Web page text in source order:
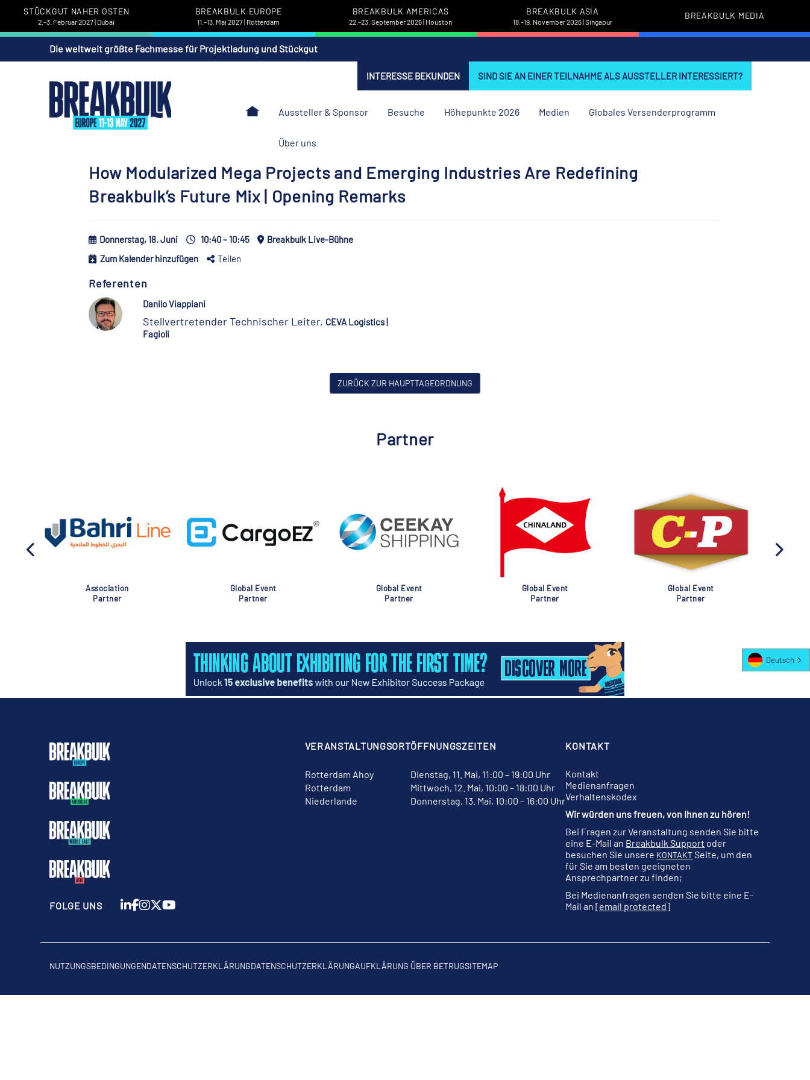
STÜCKGUT NAHER OSTEN
2.–3. Februar 2027 | Dubai
BREAKBULK EUROPE
11.–13. Mai 2027 | Rotterdam
BREAKBULK AMERICAS
22.–23. September 2026 | Houston
BREAKBULK ASIA
18.–19. November 2026 | Singapur
BREAKBULK MEDIA
Die weltweit größte Fachmesse für Projektladung und Stückgut
INTERESSE BEKUNDEN SIND SIE AN EINER TEILNAHME ALS AUSSTELLER INTERESSIERT?
Aussteller & Sponsor Besuche Höhepunkte 2026 Medien Globales Versenderprogramm
Über uns
How Modularized Mega Projects and Emerging Industries Are Redefining
Breakbulk’s Future Mix | Opening Remarks
Donnerstag, 18. Juni 10:40 – 10:45
Breakbulk Live-Bühne
Zum Kalender hinzufügen
Teilen
Referenten
Danilo Viappiani
Stellvertretender Technischer Leiter, CEVA Logistics |
Fagioli
ZURÜCK ZUR HAUPTTAGEORDNUNG
Partner
Association
Partner
Global Event
Partner
Global Event
Partner
Global Event
Partner
Global Event
Partner
VERANSTALTUNGSORT
Rotterdam Ahoy
Rotterdam
Niederlande
ÖFFNUNGSZEITEN
Dienstag, 11. Mai, 11:00 – 19:00 Uhr
Mittwoch, 12. Mai, 10:00 – 18:00 Uhr
Donnerstag, 13. Mai, 10:00 – 16:00 Uhr
KONTAKT
Kontakt
Medienanfragen
Verhaltenskodex
Wir würden uns freuen, von Ihnen zu hören!
Bei Fragen zur Veranstaltung senden Sie bitte
eine E-Mail an Breakbulk Support oder
besuchen Sie unsere KONTAKTSeite, um den
für Sie am besten geeigneten
Ansprechpartner zu finden;
Bei Medienanfragen senden Sie bitte eine E-
Mail an[email protected]
FOLGE UNS
NUTZUNGSBEDINGUNGENDATENSCHUTZERKLÄRUNGDATENSCHUTZERKLÄRUNGAUFKLÄRUNG ÜBER BETRUGSITEMAP
Deutsch